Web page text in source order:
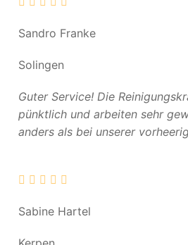
Sandro Franke
Solingen
Guter Service! Die
pünktlich und arbeiten sehr
anders als bei unserer
Sabine Hartel